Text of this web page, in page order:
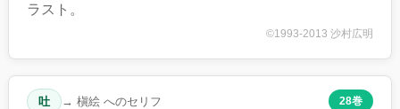
ラスト。
©1993-2013 沙村広明
吐 → 槇絵 へのセリフ 28巻